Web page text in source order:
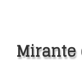
Mirante